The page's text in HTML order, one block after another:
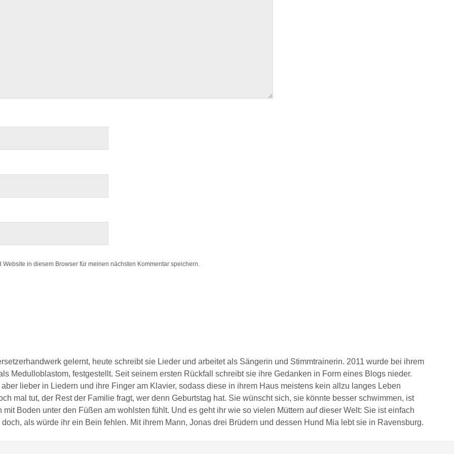
Website in diesem Browser für meinen nächsten Kommentar speichern.
gelernt, heute schreibt sie Lieder und arbeitet als Sängerin und Stimmtrainerin. 2011 wurde bei ihrem
Medulloblastom, festgestellt. Seit seinem ersten Rückfall schreibt sie ihre Gedanken in Form eines Blogs nieder.
lieber in Liedern und ihre Finger am Klavier, sodass diese in ihrem Haus meistens kein allzu langes Leben
mal tut, der Rest der Familie fragt, wer denn Geburtstag hat. Sie wünscht sich, sie könnte besser schwimmen, ist
Boden unter den Füßen am wohlsten fühlt. Und es geht ihr wie so vielen Müttern auf dieser Welt: Sie ist einfach
als würde ihr ein Bein fehlen. Mit ihrem Mann, Jonas drei Brüdern und dessen Hund Mia lebt sie in Ravensburg.